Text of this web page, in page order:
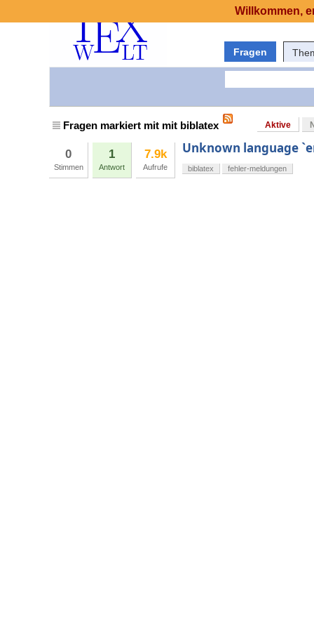
Fragen
Fragen markiert mit mit biblatex Aktive
0
Stimmen
1
Antwort
7.9k
Aufrufe
Unknown language
biblatex fehler-meldungen
Willkommen,